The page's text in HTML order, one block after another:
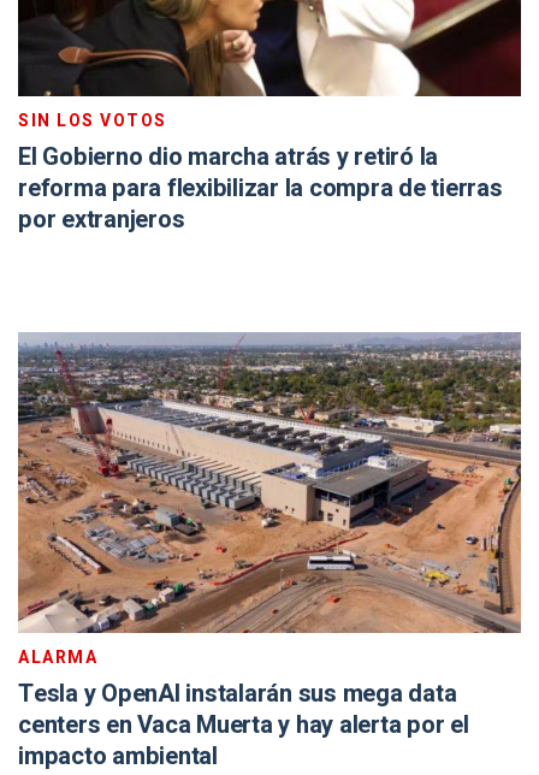
SIN LOS VOTOS
El Gobierno dio marcha atrás y retiró la
reforma para flexibilizar la compra de tierras
por extranjeros
ALARMA
Tesla y OpenAI instalarán sus mega data
centers en Vaca Muerta y hay alerta por el
impacto ambiental